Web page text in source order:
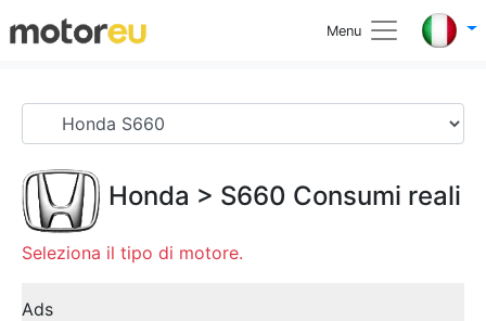
Menu
Honda > S660 Consumi reali
Seleziona il tipo di motore.
Ads